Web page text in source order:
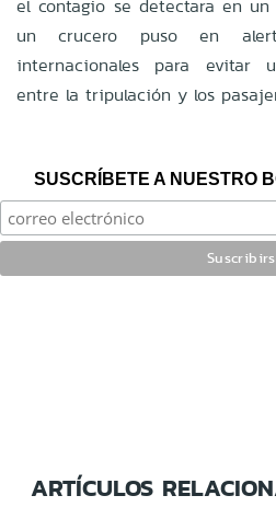
el contagio se detectara en
un crucero puso en
internacionales para evitar
entre la tripulación y los
SUSCRÍBETE A NUESTRO
ARTÍCULOS